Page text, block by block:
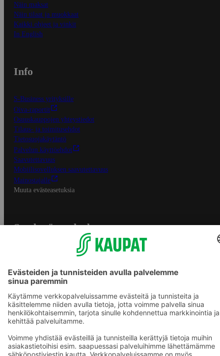
Näin maksat
Näin tilaat ja muokkaat
Kaikki ohjeet ja vinkit
In English
Info
S-Business yrityksille
Oiva-raportit
Osuuskauppojen yhteystiedot
Tilaus- ja toimitusehdot
Tietosuojakäytäntö
Palvelun käyttöehdot
Saavutettavuus
Mobiilisovelluksen saavutettavuus
Mainostajalle
Muuta evästeasetuksia
S-ryhmän palvelut
Yhteishyvä Ruoka -sovellus
S-ostoslista -sovellus
Prisma.fi
Sokos.fi
S-Pankki
Sokos Hotels
Raflaamo